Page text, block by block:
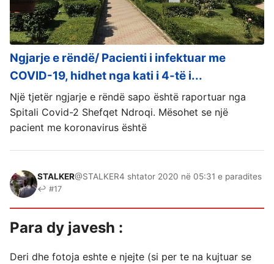
Ngjarje e rëndë/ Pacienti i infektuar me
COVID-19, hidhet nga kati i 4-të i...
Një tjetër ngjarje e rëndë sapo është raportuar nga
Spitali Covid-2 Shefqet Ndroqi. Mësohet se një
pacient me koronavirus është
STALKER@STALKER4 shtator 2020 në 05:31 e paradites
↩ #17
Para dy javesh :
Deri dhe fotoja eshte e njejte (si per te na kujtuar se